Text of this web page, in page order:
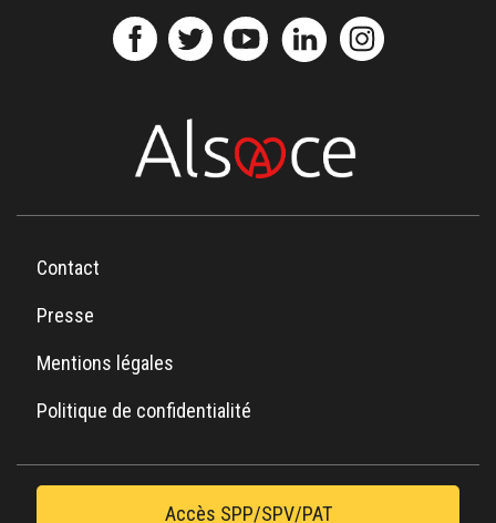
Contact
Presse
Mentions légales
Politique de confidentialité
Accès SPP/SPV/PAT